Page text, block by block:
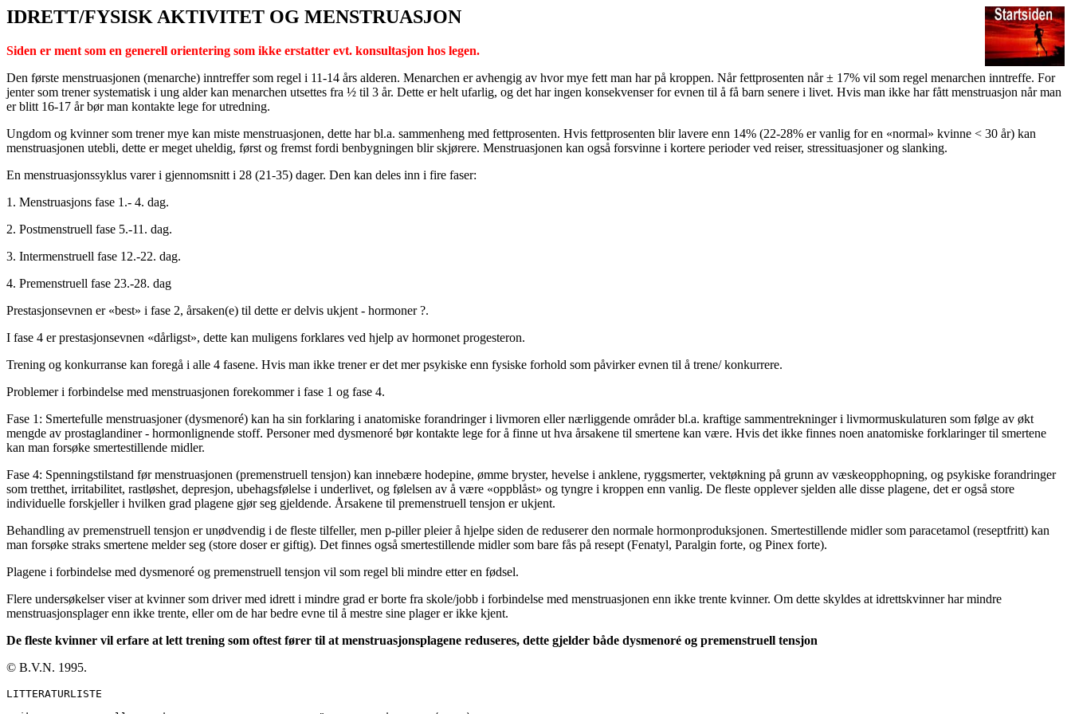
IDRETT/FYSISK AKTIVITET OG MENSTRUASJON
Siden er ment som en generell orientering som ikke erstatter evt. konsultasjon hos legen.
Den første menstruasjonen (menarche) inntreffer som regel i 11-14 års alderen. Menarchen er avhengig av hvor mye fett man har på kroppen. Når fettprosenten når ± 17% vil som regel menarchen inntreffe. For
jenter som trener systematisk i ung alder kan menarchen utsettes fra ½ til 3 år. Dette er helt ufarlig, og det har ingen konsekvenser for evnen til å få barn senere i livet. Hvis man ikke har fått menstruasjon når man
er blitt 16-17 år bør man kontakte lege for utredning.
Ungdom og kvinner som trener mye kan miste menstruasjonen, dette har bl.a. sammenheng med fettprosenten. Hvis fettprosenten blir lavere enn 14% (22-28% er vanlig for en «normal» kvinne < 30 år) kan
menstruasjonen utebli, dette er meget uheldig, først og fremst fordi benbygningen blir skjørere. Menstruasjonen kan også forsvinne i kortere perioder ved reiser, stressituasjoner og slanking.
En menstruasjonssyklus varer i gjennomsnitt i 28 (21-35) dager. Den kan deles inn i fire faser:
1. Menstruasjons fase 1.- 4. dag.
2. Postmenstruell fase 5.-11. dag.
3. Intermenstruell fase 12.-22. dag.
4. Premenstruell fase 23.-28. dag
Prestasjonsevnen er «best» i fase 2, årsaken(e) til dette er delvis ukjent - hormoner ?.
I fase 4 er prestasjonsevnen «dårligst», dette kan muligens forklares ved hjelp av hormonet progesteron.
Trening og konkurranse kan foregå i alle 4 fasene. Hvis man ikke trener er det mer psykiske enn fysiske forhold som påvirker evnen til å trene/ konkurrere.
Problemer i forbindelse med menstruasjonen forekommer i fase 1 og fase 4.
Fase 1: Smertefulle menstruasjoner (dysmenoré) kan ha sin forklaring i anatomiske forandringer i livmoren eller nærliggende områder bl.a. kraftige sammentrekninger i livmormuskulaturen som følge av økt
mengde av prostaglandiner - hormonlignende stoff. Personer med dysmenoré bør kontakte lege for å finne ut hva årsakene til smertene kan være. Hvis det ikke finnes noen anatomiske forklaringer til smertene
kan man forsøke smertestillende midler.
Fase 4: Spenningstilstand før menstruasjonen (premenstruell tensjon) kan innebære hodepine, ømme bryster, hevelse i anklene, ryggsmerter, vektøkning på grunn av væskeopphopning, og psykiske forandringer
som tretthet, irritabilitet, rastløshet, depresjon, ubehagsfølelse i underlivet, og følelsen av å være «oppblåst» og tyngre i kroppen enn vanlig. De fleste opplever sjelden alle disse plagene, det er også store
individuelle forskjeller i hvilken grad plagene gjør seg gjeldende. Årsakene til premenstruell tensjon er ukjent.
Behandling av premenstruell tensjon er unødvendig i de fleste tilfeller, men p-piller pleier å hjelpe siden de reduserer den normale hormonproduksjonen. Smertestillende midler som paracetamol (reseptfritt) kan
man forsøke straks smertene melder seg (store doser er giftig). Det finnes også smertestillende midler som bare fås på resept (Fenatyl, Paralgin forte, og Pinex forte).
Plagene i forbindelse med dysmenoré og premenstruell tensjon vil som regel bli mindre etter en fødsel.
Flere undersøkelser viser at kvinner som driver med idrett i mindre grad er borte fra skole/jobb i forbindelse med menstruasjonen enn ikke trente kvinner. Om dette skyldes at idrettskvinner har mindre
menstruasjonsplager enn ikke trente, eller om de har bedre evne til å mestre sine plager er ikke kjent.
De fleste kvinner vil erfare at lett trening som oftest fører til at menstruasjonsplagene reduseres, dette gjelder både dysmenoré og premenstruell tensjon
© B.V.N. 1995.
LITTERATURLISTE